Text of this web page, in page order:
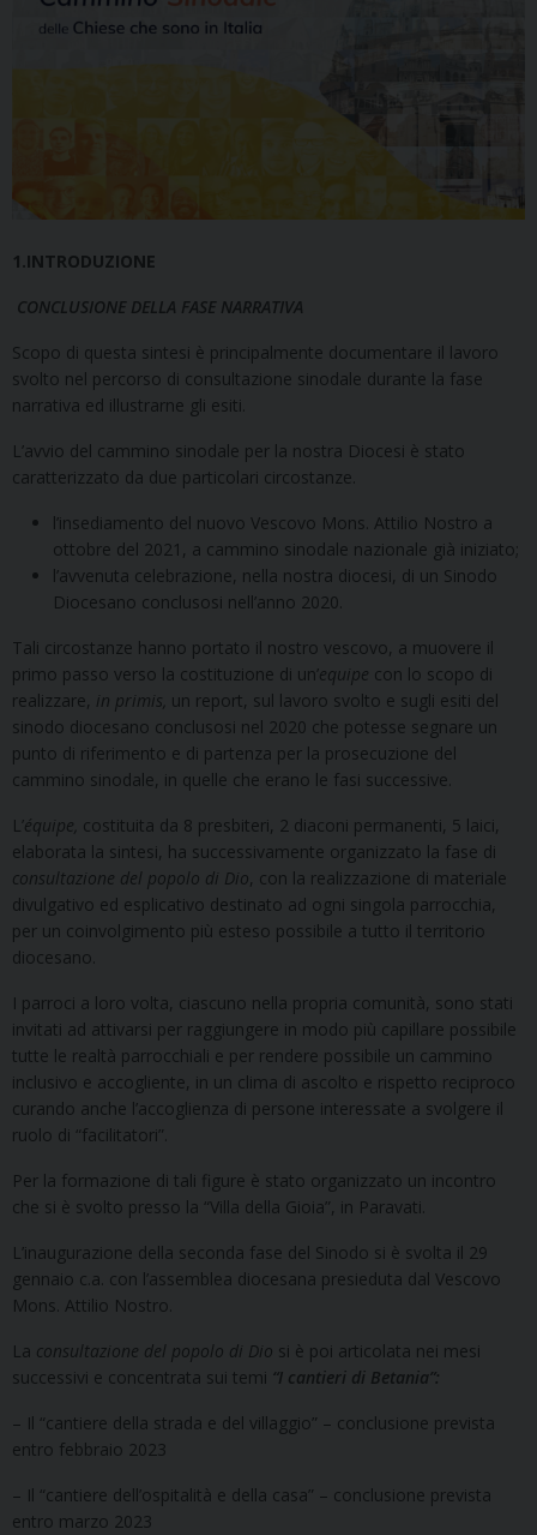
1.INTRODUZIONE
CONCLUSIONE DELLA FASE NARRATIVA
Scopo di questa sintesi è principalmente documentare il lavoro
svolto nel percorso di consultazione sinodale durante la fase
narrativa ed illustrarne gli esiti.
L’avvio del cammino sinodale per la nostra Diocesi è stato
caratterizzato da due particolari circostanze.
l’insediamento del nuovo Vescovo Mons. Attilio Nostro a
ottobre del 2021, a cammino sinodale nazionale già iniziato;
l’avvenuta celebrazione, nella nostra diocesi, di un Sinodo
Diocesano conclusosi nell’anno 2020.
Tali circostanze hanno portato il nostro vescovo, a muovere il
primo passo verso la costituzione di un’equipe con lo scopo di
realizzare, in primis, un report, sul lavoro svolto e sugli esiti del
sinodo diocesano conclusosi nel 2020 che potesse segnare un
punto di riferimento e di partenza per la prosecuzione del
cammino sinodale, in quelle che erano le fasi successive.
L’équipe, costituita da 8 presbiteri, 2 diaconi permanenti, 5 laici,
elaborata la sintesi, ha successivamente organizzato la fase di
consultazione del popolo di Dio, con la realizzazione di materiale
divulgativo ed esplicativo destinato ad ogni singola parrocchia,
per un coinvolgimento più esteso possibile a tutto il territorio
diocesano.
I parroci a loro volta, ciascuno nella propria comunità, sono stati
invitati ad attivarsi per raggiungere in modo più capillare possibile
tutte le realtà parrocchiali e per rendere possibile un cammino
inclusivo e accogliente, in un clima di ascolto e rispetto reciproco
curando anche l’accoglienza di persone interessate a svolgere il
ruolo di “facilitatori”.
Per la formazione di tali figure è stato organizzato un incontro
che si è svolto presso la “Villa della Gioia”, in Paravati.
L’inaugurazione della seconda fase del Sinodo si è svolta il 29
gennaio c.a. con l’assemblea diocesana presieduta dal Vescovo
Mons. Attilio Nostro.
La consultazione del popolo di Dio si è poi articolata nei mesi
successivi e concentrata sui temi “I cantieri di Betania”:
– Il “cantiere della strada e del villaggio” – conclusione prevista
entro febbraio 2023
– Il “cantiere dell’ospitalità e della casa” – conclusione prevista
entro marzo 2023